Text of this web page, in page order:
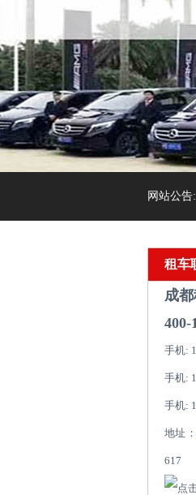
网站公告:
租车
成
400-
手机:
手机:
手机:
地址
617